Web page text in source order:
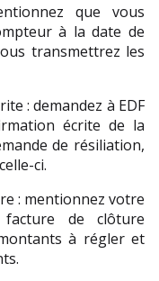
que vous
à la date de
transmettrez les
: demandez à EDF
écrite de la
de résiliation,
ci.
: mentionnez votre
de clôture
à régler et